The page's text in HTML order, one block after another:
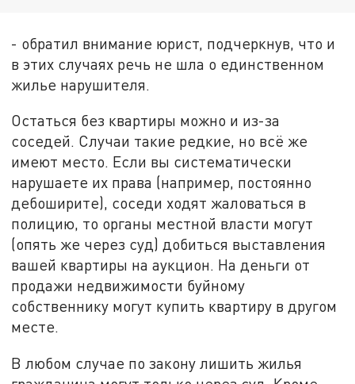
- обратил внимание юрист, подчеркнув, что и
в этих случаях речь не шла о единственном
жилье нарушителя.
Остаться без квартиры можно и из-за
соседей. Случаи такие редкие, но всё же
имеют место. Если вы систематически
нарушаете их права (например, постоянно
дебоширите), соседи ходят жаловаться в
полицию, то органы местной власти могут
(опять же через суд) добиться выставления
вашей квартиры на аукцион. На деньги от
продажи недвижимости буйному
собственнику могут купить квартиру в другом
месте.
В любом случае по закону лишить жилья